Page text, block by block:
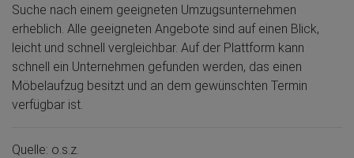
Suche nach einem geeigneten Umzugsunternehmen
erheblich. Alle geeigneten Angebote sind auf einen Blick,
leicht und schnell vergleichbar. Auf der Plattform kann
schnell ein Unternehmen gefunden werden, das einen
Möbelaufzug besitzt und an dem gewünschten Termin
verfügbar ist.
Quelle: o.s.z.